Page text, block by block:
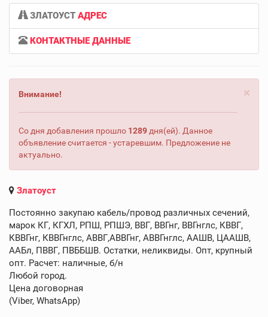
ЗЛАТОУСТАДРЕС
КОНТАКТНЫЕ ДАННЫЕ
×
Внимание!
Со дня добавления прошло 1289 дня(ей). Данное
объявление считается - устаревшим. Предложение не
актуально.
Златоуст
Постоянно закупаю кабель/провод различных сечений,
марок КГ, КГХЛ, РПШ, РПШЭ, ВВГ, ВВГнг, ВВГнглс, КВВГ,
КВВГнг, КВВГнглс, АВВГ,АВВГнг, АВВГнглс, ААШВ, ЦААШВ,
ААБл, ПВВГ, ПВББШВ. Остатки, неликвиды. Опт, крупный
опт. Расчет: наличные, б/н
Любой город.
Цена договорная
(Viber, WhatsApp)